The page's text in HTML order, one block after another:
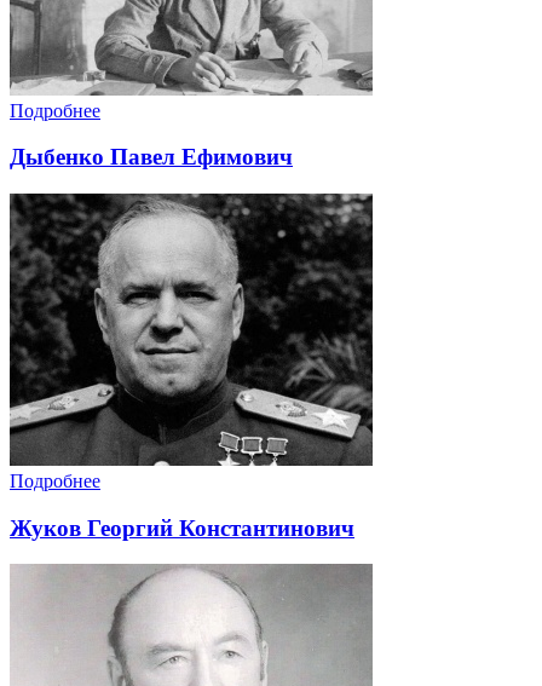
Подробнее
Дыбенко Павел Ефимович
Подробнее
Жуков Георгий Константинович